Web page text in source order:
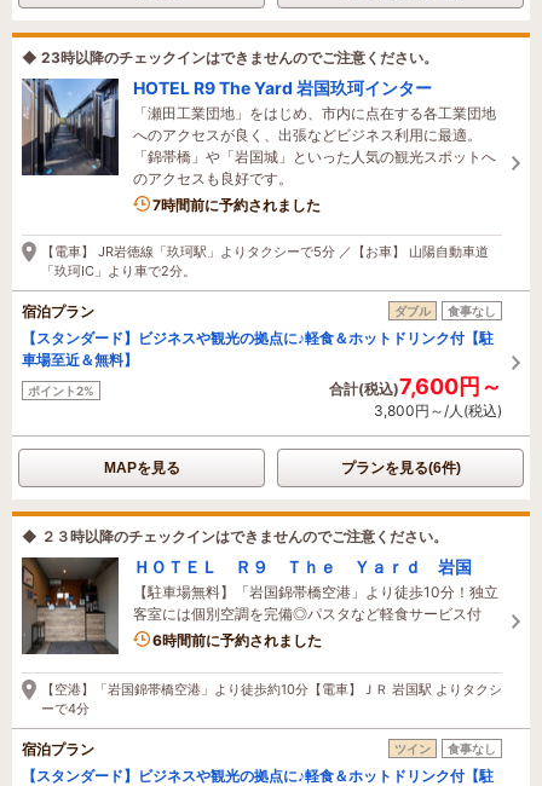
◆ 23時以降のチェックインはできませんのでご注意ください。
HOTEL R9 The Yard 岩国玖珂インター
「瀬田工業団地」をはじめ、市内に点在する各工業団地
へのアクセスが良く、出張などビジネス利用に最適。
「錦帯橋」や「岩国城」といった人気の観光スポットへ
のアクセスも良好です。
7時間前に予約されました
【電車】 JR岩徳線「玖珂駅」よりタクシーで5分 ／【お車】 山陽自動車道
「玖珂IC」より車で2分。
宿泊プラン ダブル 食事なし
【スタンダード】ビジネスや観光の拠点に♪軽食＆ホットドリンク付【駐
車場至近＆無料】
ポイント2% 合計(税込)7,600円～
3,800円～/人(税込)
MAPを見る プランを見る(6件)
◆ ２３時以降のチェックインはできませんのでご注意ください。
ＨＯＴＥＬ Ｒ９ Ｔｈｅ Ｙａｒｄ 岩国
【駐車場無料】「岩国錦帯橋空港」より徒歩10分！独立
客室には個別空調を完備◎パスタなど軽食サービス付
6時間前に予約されました
【空港】「岩国錦帯橋空港」より徒歩約10分【電車】ＪＲ 岩国駅 よりタクシ
ーで4分
宿泊プラン ツイン 食事なし
【スタンダード】ビジネスや観光の拠点に♪軽食＆ホットドリンク付【駐